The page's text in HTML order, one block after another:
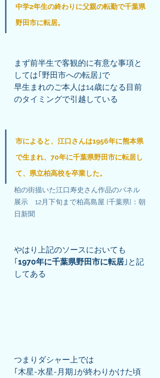
中学2年生の終わりに父親の転勤で千葉県
野田市に転居。
まず前半生で客観的に有意な事項と
しては｢野田市への転居｣で
早生まれのご本人は14歳になる目前
のタイミングで引越している
市によると、江口さんは1956年に熊本県
で生まれ、70年に千葉県野田市に転居し
て、県立柏高校を卒業した。
柏の街描いた江口寿史さん作品のパネル
展示　12月下旬まで柏高島屋 [千葉県]：朝
日新聞
やはり上記のソースにおいても
｢1970年に千葉県野田市に転居 ｣と記
してある
つまりダシャー上では
｢木星-水星-月期｣が終わりかけた頃